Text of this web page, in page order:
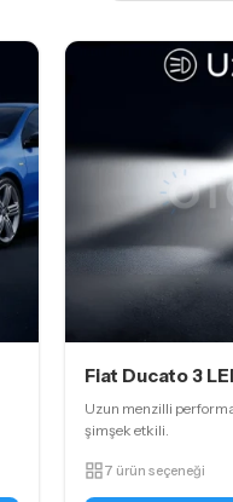
Fiat Ducato 3
Uzun menzilli
şimşek etkili.
7 ürün seçeneği